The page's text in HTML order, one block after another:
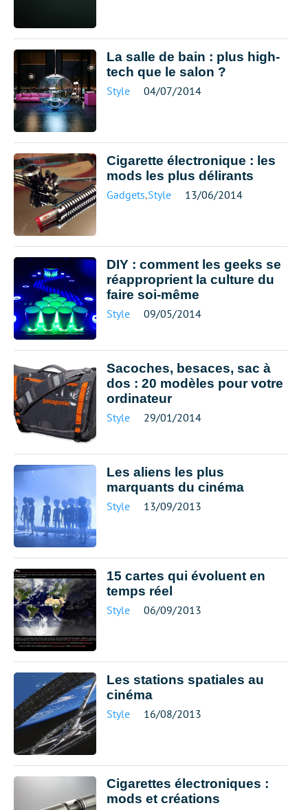
La salle de bain : plus high-
tech que le salon ?
Style 04/07/2014
Cigarette électronique : les
mods les plus délirants
Gadgets,Style 13/06/2014
DIY : comment les geeks se
réapproprient la culture du
faire soi-même
Style 09/05/2014
Sacoches, besaces, sac à
dos : 20 modèles pour votre
ordinateur
Style 29/01/2014
Les aliens les plus
marquants du cinéma
Style 13/09/2013
15 cartes qui évoluent en
temps réel
Style 06/09/2013
Les stations spatiales au
cinéma
Style 16/08/2013
Cigarettes électroniques :
mods et créations